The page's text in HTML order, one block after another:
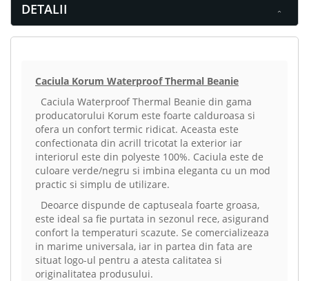
DETALII
Caciula Korum Waterproof Thermal Beanie
Caciula Waterproof Thermal Beanie din gama
producatorului Korum este foarte calduroasa si
ofera un confort termic ridicat. Aceasta este
confectionata din acrill tricotat la exterior iar
interiorul este din polyeste 100%. Caciula este de
culoare verde/negru si imbina eleganta cu un mod
practic si simplu de utilizare.
Deoarce dispunde de captuseala foarte groasa,
este ideal sa fie purtata in sezonul rece, asigurand
confort la temperaturi scazute. Se comercializeaza
in marime universala, iar in partea din fata are
situat logo-ul pentru a atesta calitatea si
originalitatea produsului.